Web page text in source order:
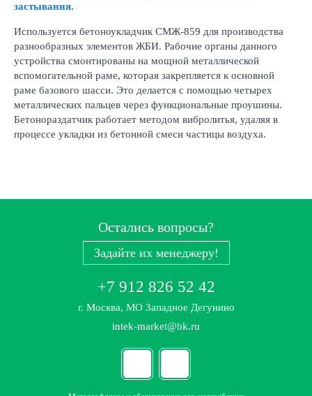
застывания.
Используется бетоноукладчик СМЖ-859 для производства
разнообразных элементов ЖБИ. Рабочие органы данного
устройства смонтированы на мощной металлической
вспомогательной раме, которая закрепляется к основной
раме базового шасси. Это делается с помощью четырех
металлических пальцев через функциональные проушины.
Бетонораздатчик работает методом вибролитья, удаляя в
процессе укладки из бетонной смеси частицы воздуха.
Остались вопросы?
Задайте их менеджеру!
+7 912 826 52 42
г. Москва, МО Западное Дегунино
intek-market@bk.ru